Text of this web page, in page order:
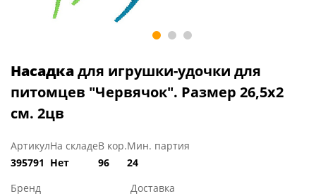
Насадкадля игрушки-удочки для
питомцев "Червячок". Размер 26,5х2
см. 2цв
Артикул
395791
На складе
Нет
В кор.
96
Мин. партия
24
Бренд
Доставка